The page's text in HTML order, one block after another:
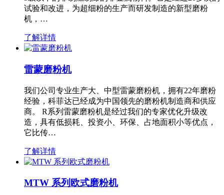
试验和改进，为超细粉的生产而研发制造的新型磨粉
机，…
了解详情
雷蒙磨粉机
我们公司专业生产大、中型雷蒙磨粉机，拥有22年磨粉
经验，科菲达已经成为中国领先的磨粉机制造商和供应
商。 R系列雷蒙磨粉机是经过我们的专家优化升级改
造，具有低损耗、投资小、环保、占地面积小等优点，
它比传…
了解详情
MTW 系列欧式磨粉机